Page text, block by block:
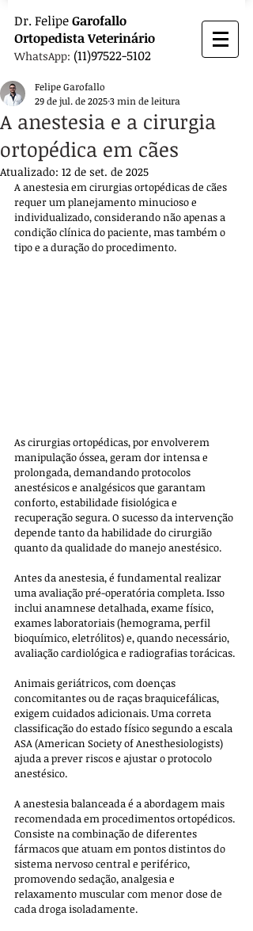
Dr. FelipeGarofallo
OrtopedistaVeterinário
WhatsApp: (11)97522-5102
A anestesia e a cirurgia
ortopédica em cães
Felipe Garofallo
29 de jul. de 20253 min de leitura
Atualizado: 12 de set. de 2025
A anestesia em cirurgias ortopédicas de cães
requer um planejamento minucioso e
individualizado, considerando não apenas a
condição clínica do paciente, mas também o
tipo e a duração do procedimento.
As cirurgias ortopédicas, por envolverem
manipulação óssea, geram dor intensa e
prolongada, demandando protocolos
anestésicos e analgésicos que garantam
conforto, estabilidade fisiológica e
recuperação segura. O sucesso da intervenção
depende tanto da habilidade do cirurgião
quanto da qualidade do manejo anestésico.
Antes da anestesia, é fundamental realizar
uma avaliação pré-operatória completa. Isso
inclui anamnese detalhada, exame físico,
exames laboratoriais (hemograma, perfil
bioquímico, eletrólitos) e, quando necessário,
avaliação cardiológica e radiografias torácicas.
Animais geriátricos, com doenças
concomitantes ou de raças braquicefálicas,
exigem cuidados adicionais. Uma correta
classificação do estado físico segundo a escala
ASA (American Society of Anesthesiologists)
ajuda a prever riscos e ajustar o protocolo
anestésico.
A anestesia balanceada é a abordagem mais
recomendada em procedimentos ortopédicos.
Consiste na combinação de diferentes
fármacos que atuam em pontos distintos do
sistema nervoso central e periférico,
promovendo sedação, analgesia e
relaxamento muscular com menor dose de
cada droga isoladamente.